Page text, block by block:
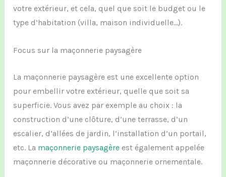
votre extérieur, et cela, quel que soit le budget ou le
type d’habitation (villa, maison individuelle…).
Focus sur la maçonnerie paysagère
La maçonnerie paysagère est une excellente option
pour embellir votre extérieur, quelle que soit sa
superficie.Vous avez par exempleau choix : la
construction d’une clôture, d’une terrasse, d’un
escalier, d’allées de jardin, l’installation d’un portail,
etc. La maçonnerie paysagère est également appelée
maçonnerie décorative ou maçonnerie ornementale.